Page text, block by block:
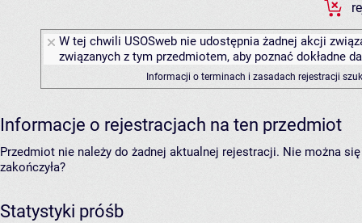
W tej chwili USOSweb nie udostępnia żadnej akcji
związanych z tym przedmiotem, aby poznać dokładne
Informacji o terminach i zasadach rejestracji
Informacje o rejestracjach na ten przedmiot
Przedmiot nie należy do żadnej aktualnej rejestracji. Nie można
zakończyła?
Statystyki próśb